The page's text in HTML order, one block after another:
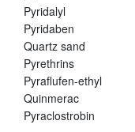
Pyridalyl
Pyridaben
Quartz sand
Pyrethrins
Pyraflufen-ethyl
Quinmerac
Pyraclostrobin